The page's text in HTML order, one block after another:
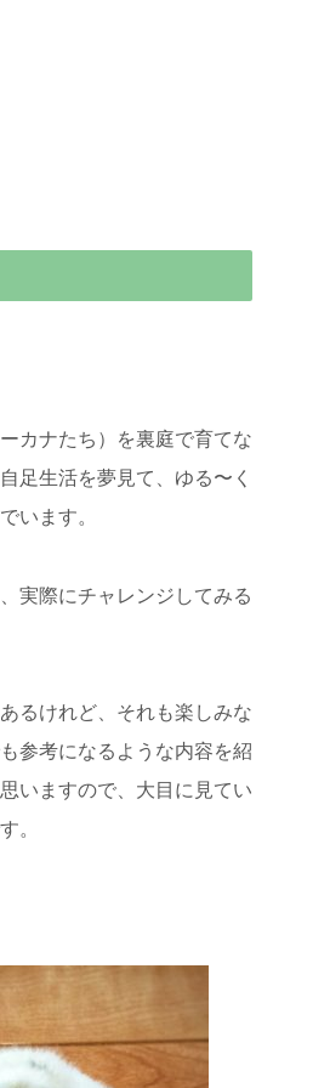
カナたち）を裏庭で育てな
足生活を夢見て、ゆる〜く
います。
実際にチャレンジしてみる
るけれど、それも楽しみな
参考になるような内容を紹
いますので、大目に見てい
。